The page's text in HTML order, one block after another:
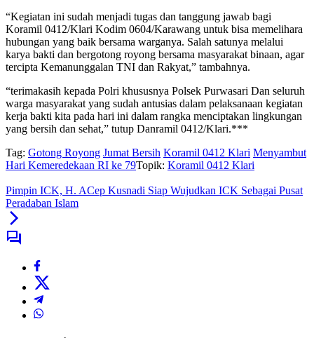
“Kegiatan ini sudah menjadi tugas dan tanggung jawab bagi
Koramil 0412/Klari Kodim 0604/Karawang untuk bisa memelihara
hubungan yang baik bersama warganya. Salah satunya melalui
karya bakti dan bergotong royong bersama masyarakat binaan, agar
tercipta Kemanunggalan TNI dan Rakyat,” tambahnya.
“terimakasih kepada Polri khususnya Polsek Purwasari Dan seluruh
warga masyarakat yang sudah antusias dalam pelaksanaan kegiatan
kerja bakti kita pada hari ini dalam rangka menciptakan lingkungan
yang bersih dan sehat,” tutup Danramil 0412/Klari.***
Tag: Gotong Royong Jumat Bersih Koramil 0412 Klari Menyambut
Hari Kemeredekaan RI ke 79Topik: Koramil 0412 Klari
Pimpin ICK, H. ACep Kusnadi Siap Wujudkan ICK Sebagai Pusat
Peradaban Islam